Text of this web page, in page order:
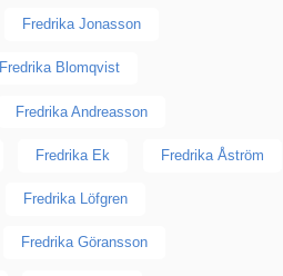
Fredrika Jonasson
Fredrika Blomqvist
Fredrika Andreasson
Fredrika Ek Fredrika Åström
Fredrika Löfgren
Fredrika Göransson